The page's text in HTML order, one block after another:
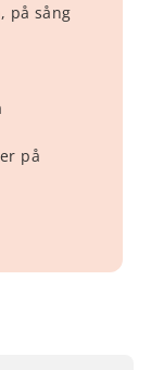
på sång
på